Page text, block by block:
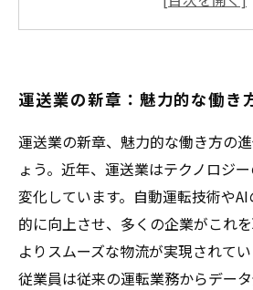
運送業の魅力を再発見：新し
すもの
未来に向けた運送業の展望
ンスを掴もう
運送業の新章：魅力的な働き
運送業の新章、魅力的な働き方の
ょう。近年、運送業はテクノロジ
変化しています。自動運転技術や
的に向上させ、多くの企業がこれを
よりスムーズな物流が実現されてい
従業員は従来の運転業務からデー